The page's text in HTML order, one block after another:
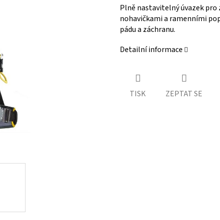
Plně nastavitelný úvazek pro
nohavičkami a ramenními
pádu a záchranu.
Detailní informace
TISK ZEPTAT SE